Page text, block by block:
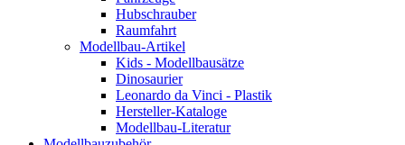
Hubschrauber
Raumfahrt
Modellbau-Artikel
Kids - Modellbausätze
Dinosaurier
Leonardo da Vinci - Plastik
Hersteller-Kataloge
Modellbau-Literatur